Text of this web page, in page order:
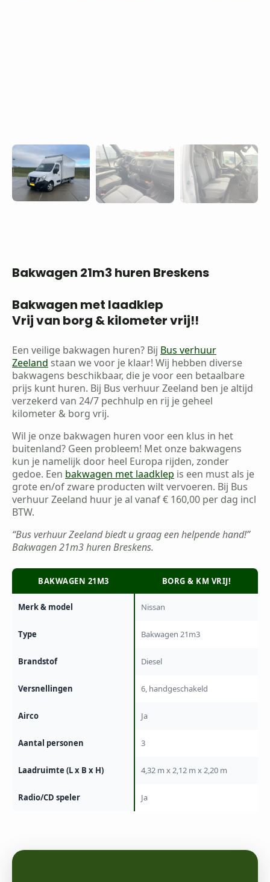
Bakwagen 21m3 huren Breskens
Bakwagen met laadklep
Vrij van borg & kilometer vrij!!
Een veilige bakwagen huren? Bij Bus verhuur
Zeeland staan we voor je klaar! Wij hebben diverse
bakwagens beschikbaar, die je voor een betaalbare
prijs kunt huren. Bij Bus verhuur Zeeland ben je altijd
verzekerd van 24/7 pechhulp en rij je geheel
kilometer & borg vrij.
Wil je onze bakwagen huren voor een klus in het
buitenland? Geen probleem! Met onze bakwagens
kun je namelijk door heel Europa rijden, zonder
gedoe. Een bakwagen met laadklep is een must als je
grote en/of zware producten wilt vervoeren. Bij Bus
verhuur Zeeland huur je al vanaf € 160,00 per dag incl
BTW.
“Bus verhuur Zeeland biedt u graag een helpende hand!”
Bakwagen 21m3 huren Breskens.
BAKWAGEN 21M3 BORG & KM VRIJ!
Merk & model Nissan
Type Bakwagen 21m3
Brandstof Diesel
Versnellingen 6, handgeschakeld
Airco Ja
Aantal personen 3
Laadruimte (L x B x H) 4,32 m x 2,12 m x 2,20 m
Radio/CD speler Ja